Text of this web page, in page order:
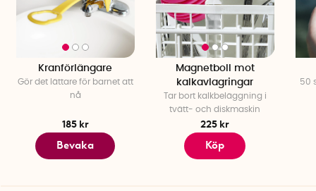
Material: EcoBrass®, blyfri kopparlegering tillverkad av
Vikt: ca 80 gram
Munstycket lämpar sig inte för höga kranar i exempelvis
köksblandare.
Kranförlängare
Gör det lättare för barnet att
nå
185 kr
Bevaka
Magnetboll mot
kalkavlagringar
Tar bort kalkbeläggning i
tvätt- och diskmaskin
225 kr
Köp
50